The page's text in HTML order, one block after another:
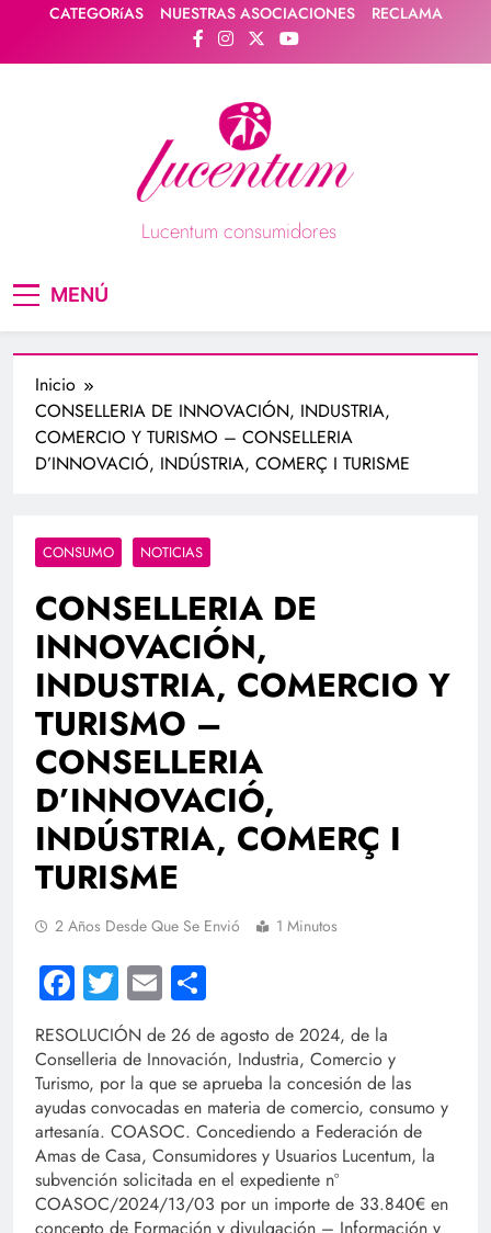
contenido
CATEGORíAS NUESTRAS ASOCIACIONES RECLAMA
Lucentum consumidores
MENÚ
Inicio
CONSELLERIA DE INNOVACIÓN, INDUSTRIA,
COMERCIO Y TURISMO – CONSELLERIA
D’INNOVACIÓ, INDÚSTRIA, COMERÇ I TURISME
CONSUMO NOTICIAS
CONSELLERIA DE
INNOVACIÓN,
INDUSTRIA, COMERCIO Y
TURISMO –
CONSELLERIA
D’INNOVACIÓ,
INDÚSTRIA, COMERÇ I
TURISME
2 Años Desde Que Se Envió 1 Minutos
Facebook
Twitter
Email
RESOLUCIÓN de 26 de agosto de 2024, de la
Conselleria de Innovación, Industria, Comercio y
Turismo, por la que se aprueba la concesión de las
ayudas convocadas en materia de comercio, consumo y
artesanía. COASOC. Concediendo a Federación de
Amas de Casa, Consumidores y Usuarios Lucentum, la
subvención solicitada en el expediente nº
COASOC/2024/13/03 por un importe de 33.840€ en